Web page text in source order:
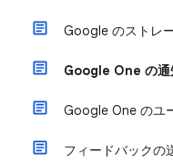
Google のストレ
Google One の通
Google One のユ
フィードバックの